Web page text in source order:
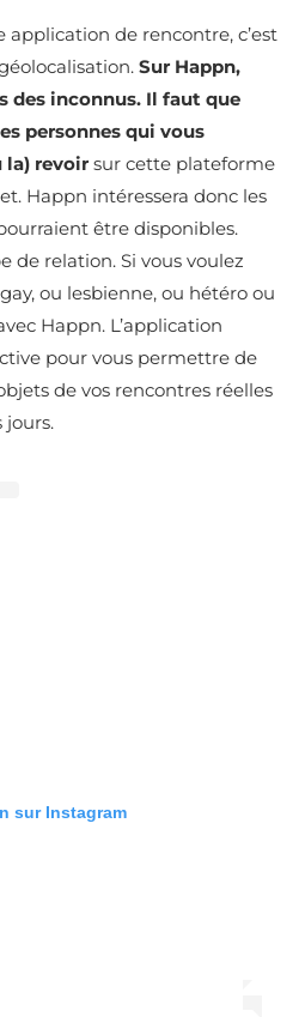
de rencontre, c’est
Sur Happn,
des inconnus. Il faut que
personnes qui vous
la) revoir sur cette plateforme
Happn intéressera donc les
être disponibles.
de relation. Si vous voulez
ou lesbienne, ou hétéro ou
Happn. L’application
pour vous permettre de
de vos rencontres réelles
sur Instagram